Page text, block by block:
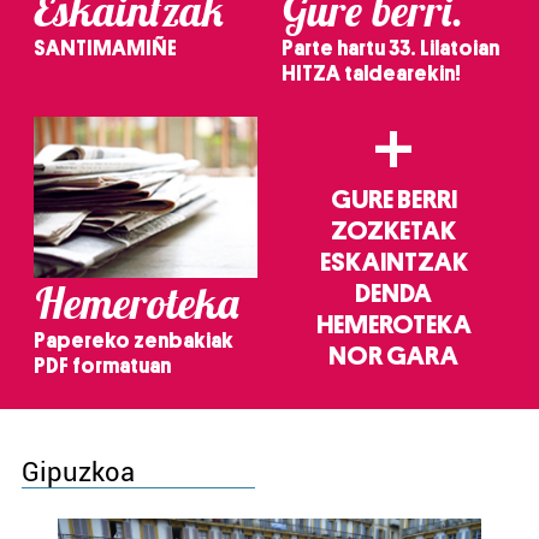
SANTIMAMIÑE
Parte hartu 33. Lilatoian
HITZA taldearekin!
Hemeroteka
Papereko zenbakiak
PDF formatuan
+
GURE BERRI
ZOZKETAK
ESKAINTZAK
DENDA
HEMEROTEKA
NOR GARA
Gipuzkoa